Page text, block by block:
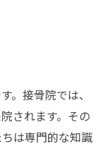
。接骨院では、
されます。その
は専門的な知識